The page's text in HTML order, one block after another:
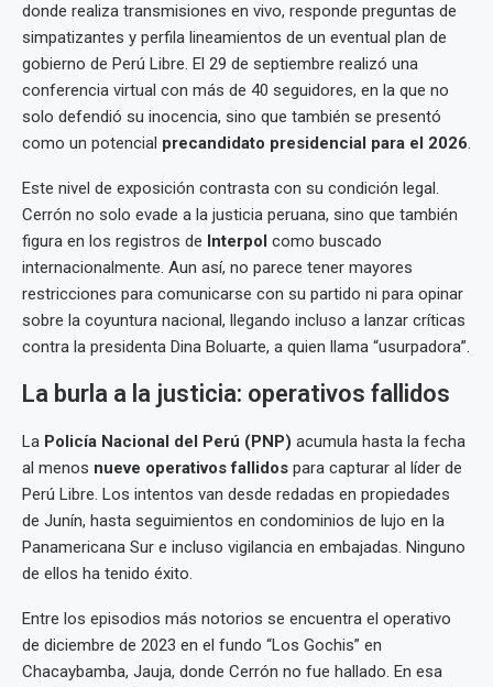
donde realiza transmisiones en vivo, responde preguntas de
simpatizantes y perfila lineamientos de un eventual plan de
gobierno de Perú Libre. El 29 de septiembre realizó una
conferencia virtual con más de 40 seguidores, en la que no
solo defendió su inocencia, sino que también se presentó
como un potencial precandidato presidencial para el 2026.
Este nivel de exposición contrasta con su condición legal.
Cerrón no solo evade a la justicia peruana, sino que también
figura en los registros de Interpol como buscado
internacionalmente. Aun así, no parece tener mayores
restricciones para comunicarse con su partido ni para opinar
sobre la coyuntura nacional, llegando incluso a lanzar críticas
contra la presidenta Dina Boluarte, a quien llama “usurpadora”.
La burla a la justicia: operativos fallidos
La Policía Nacional del Perú (PNP) acumula hasta la fecha
al menos nueve operativos fallidos para capturar al líder de
Perú Libre. Los intentos van desde redadas en propiedades
de Junín, hasta seguimientos en condominios de lujo en la
Panamericana Sur e incluso vigilancia en embajadas. Ninguno
de ellos ha tenido éxito.
Entre los episodios más notorios se encuentra el operativo
de diciembre de 2023 en el fundo “Los Gochis” en
Chacaybamba, Jauja, donde Cerrón no fue hallado. En esa